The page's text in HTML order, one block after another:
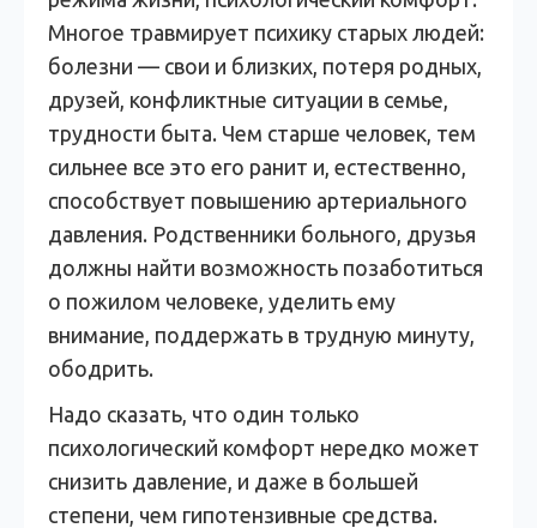
Многое травмирует психику старых людей:
болезни — свои и близких, потеря родных,
друзей, конфликтные ситуации в семье,
трудности быта. Чем старше человек, тем
сильнее все это его ранит и, естественно,
способствует повышению артериального
давления. Родственники больного, друзья
должны найти возможность позаботиться
о пожилом человеке, уделить ему
внимание, поддержать в трудную минуту,
ободрить.
Надо сказать, что один только
психологический комфорт нередко может
снизить давление, и даже в большей
степени, чем гипотензивные средства.